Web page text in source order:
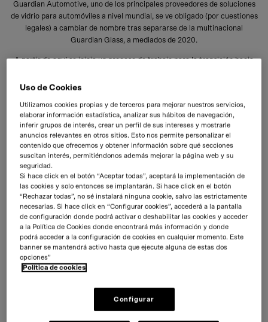
Guardian Automotive, uno de los principales proveedores de soluciones
de vidrio para automóviles a nivel mundial, se ve obligado (por cuestiones
legales) a cambiar de nombre tras separarse de la multinacional
Guardian Glass, a mediados de 2020.
A partir de aquí se inicia un proceso de trabajo para la transición hacia
desarrollar un complejo ejercicio de rebranding y comunicarlo a sus
Branding Estrategia y desarrollo de marca Conceptualización creativa
Spot de lanzamiento Diseño web Materiales corporativos
Vídeo sobre el proyecto de Guardian Automotive ahora es Glavista.
Uso de Cookies
Utilizamos cookies propias y de terceros para mejorar nuestros servicios,
elaborar información estadística, analizar sus hábitos de navegación,
inferir grupos de interés, crear un perfil de sus intereses y mostrarle
anuncios relevantes en otros sitios. Esto nos permite personalizar el
contenido que ofrecemos y obtener información sobre qué secciones
suscitan interés, permitiéndonos además mejorar la página web y su
seguridad.
Si hace click en el botón “Aceptar todas”, aceptará la implementación de
las cookies y solo entonces se implantarán. Si hace click en el botón
“Rechazar todas”, no sé instalará ninguna cookie, salvo las estrictamente
necesarias. Si hace click en “Configurar cookies”, accederá a la pantalla
de configuración donde podrá activar o deshabilitar las cookies y acceder
a la Política de Cookies donde encontrará más información y donde
podrá acceder a la configuración de cookies en cualquier momento. Este
banner se mantendrá activo hasta que ejecute alguna de estas dos
opciones”
Política de cookies
Configurar